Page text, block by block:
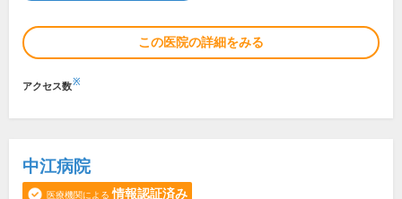
この医院の詳細をみる
アクセス数※
中江病院
医療機関による 情報認証済み